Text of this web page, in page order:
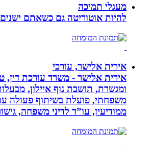
מעגלי תמיכה
להיות אוטוריטה גם כשאתם ישנים
אירית אלישר, עורכי
אירית אלישר - משרד עורכת דין, טוענת
ומגשרת, תושבת נוף איילון, מבעלות
משפחתי, פועלת בשיתוף פעולה עם
ממודיעין, עו”ד לדיני משפחה, גישור